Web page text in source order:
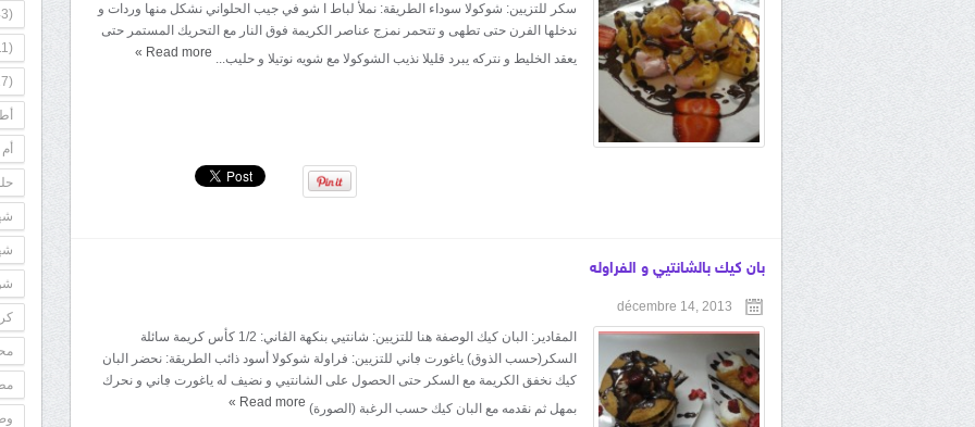
سكر للتزيين: شوكولا سوداء الطريقة: نملأ لباط ا شو في جيب الحلواني نشكل منها وردات و
ندخلها الفرن حتى تطهى و تتحمر نمزج عناصر الكريمة فوق النار مع التحريك المستمر حتى
يعقد الخليط و نتركه يبرد قليلا نذيب الشوكولا مع شويه نوتيلا و حليب... Read more
»
بان كيك بالشانتيي و الفراوله
décembre 14, 2013
المقادير: البان كيك الوصفة هنا للتزيين: شانتيي بنكهة الڤاني: 1/2 كأس كريمة سائلة
السكر(حسب الذوق) ياغورت ڢاني للتزيين: فراولة شوكولا أسود ذائب الطريقة: نحضر البان
كيك نخفق الكريمة مع السكر حتى الحصول على الشانتيي و نضيف له ياغورت ڢاني و نحرك
بمهل ثم نقدمه مع البان كيك حسب الرغبة (الصورة) Read more
»